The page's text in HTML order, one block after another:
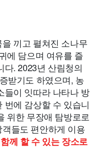
끼고 펼쳐진 소나무
에 담으며 여유를 즐
다. 2023년 산림청의
받기도 하였으며, 농
들이 잇따라 나타나 방
번에 감상할 수 있습니
위한 무장애 탐방로로
들도 편안하게 이용
께 할 수 있는 장소로